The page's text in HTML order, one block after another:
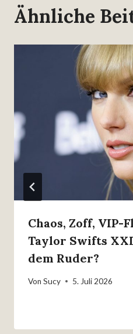
Ähnliche
Chaos, Zoff, VIP-
Taylor Swifts
dem Ruder?
Von Sucy 5. Juli 2026